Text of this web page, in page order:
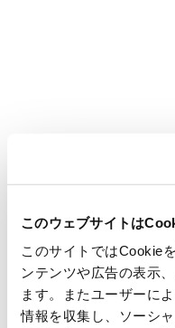
このウェブサイトは
このサイトではCookie
ンテンツや広告の表示
ます。またユーザーに
情報を収集し、ソーシ